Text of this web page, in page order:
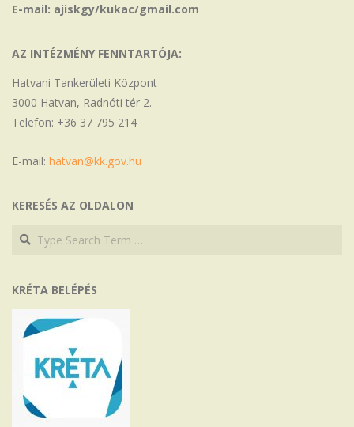
E-mail: ajiskgy/kukac/gmail.com
AZ INTÉZMÉNY FENNTARTÓJA:
Hatvani Tankerületi Központ
3000 Hatvan, Radnóti tér 2.
Telefon: +36 37 795 214
E-mail: hatvan@kk.gov.hu
KERESÉS AZ OLDALON
Search
Search
KRÉTA BELÉPÉS